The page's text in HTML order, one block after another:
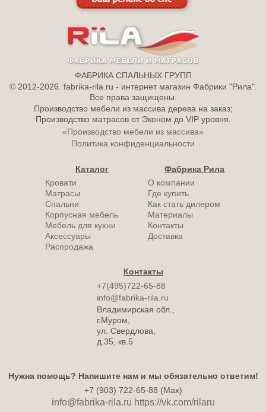
ФАБРИКА СПАЛЬНЫХ ГРУПП
© 2012-2026. fabrika-rila.ru - интернет магазин Фабрики "Рила".
Все права защищены.
Производство мебели из массива дерева на заказ;
Производство матрасов от Эконом до VIP уровня.
«Производство мебели из массива»
Политика конфиденциальности
Каталог
Кровати
Матрасы
Спальни
Корпусная мебель
Мебель для кухни
Аксессуары
Распродажа
Фабрика Рила
О компании
Где купить
Как стать дилером
Материалы
Контакты
Доставка
Контакты
+7(495)722-65-88
info@fabrika-rila.ru
Владимирская обл.,
г.Муром,
ул. Свердлова,
д.35, кв.5
Нужна помощь? Напишите нам и мы обязательно ответим!
+7 (903) 722-65-88 (Max)
info@fabrika-rila.ru https://vk.com/rilaru